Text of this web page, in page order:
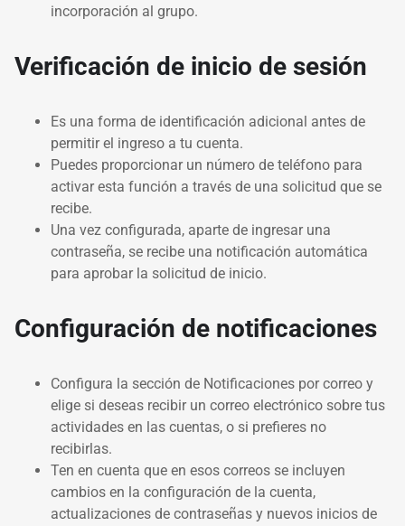
incorporación al grupo.
Verificación de inicio de sesión
Es una forma de identificación adicional antes de
permitir el ingreso a tu cuenta.
Puedes proporcionar un número de teléfono para
activar esta función a través de una solicitud que se
recibe.
Una vez configurada, aparte de ingresar una
contraseña, se recibe una notificación automática
para aprobar la solicitud de inicio.
Configuración de notificaciones
Configura la sección de Notificaciones por correo y
elige si deseas recibir un correo electrónico sobre tus
actividades en las cuentas, o si prefieres no
recibirlas.
Ten en cuenta que en esos correos se incluyen
cambios en la configuración de la cuenta,
actualizaciones de contraseñas y nuevos inicios de